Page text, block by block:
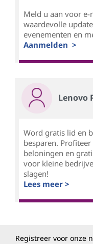
Meld u aan voor
waardevolle
evenementen en
Aanmelden >
Lenovo
Word gratis lid en
besparen.
beloningen en
voor kleine
slagen!
Lees meer >
Registreer voor onze